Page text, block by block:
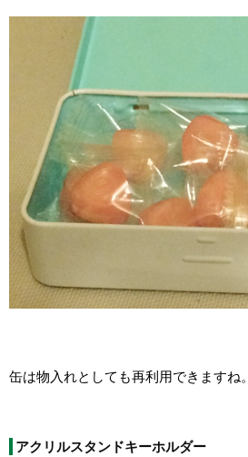
缶は物入れとしても再利用できますね。
アクリルスタンドキーホルダー